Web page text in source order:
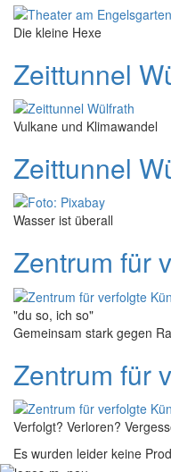
Die kleine Hexe
Zeittunnel
Vulkane und Klimawandel
Zeittunnel
Wasser ist überall
Zentrum für
"du so, ich so"
Gemeinsam stark gegen
Zentrum für
Verfolgt? Verloren?
Es wurden leider keine